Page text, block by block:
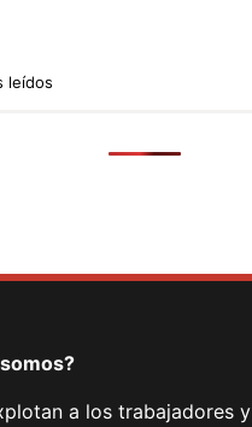
leídos
a los trabajadores